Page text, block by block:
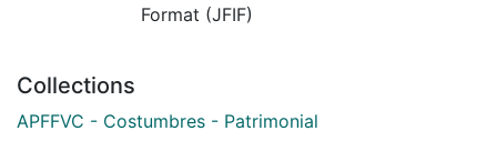
Format (JFIF)
Collections
APFFVC - Costumbres - Patrimonial